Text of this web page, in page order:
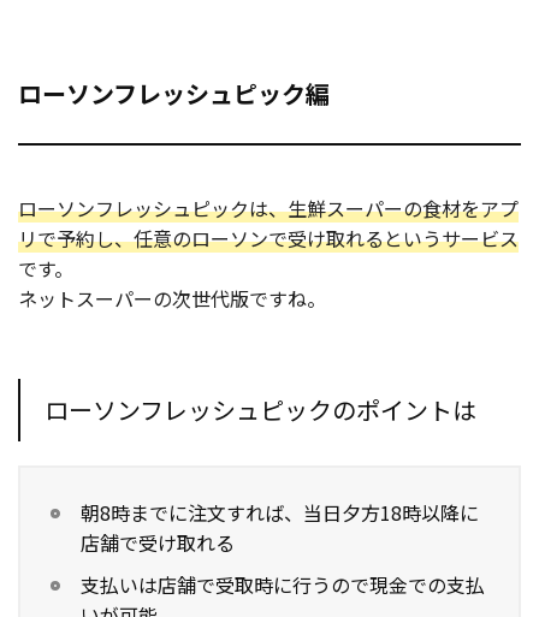
ローソンフレッシュピック編
ローソンフレッシュピックは、生鮮スーパーの食材をアプ
リで予約し、任意のローソンで受け取れるというサービス
です。
ネットスーパーの次世代版ですね。
ローソンフレッシュピックのポイントは
朝8時までに注文すれば、当日夕方18時以降に
店舗で受け取れる
支払いは店舗で受取時に行うので現金での支払